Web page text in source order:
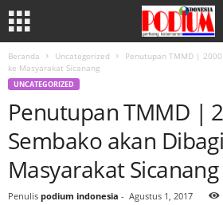
Beranda Uncategorized
Penutupan TMMD |
ke Masyarakat Sicanang
UNCATEGORIZED
Penutupan TMMD |
Sembako akan
Masyarakat Sicanang
Penulis podium indonesia - Agustus 1, 2017